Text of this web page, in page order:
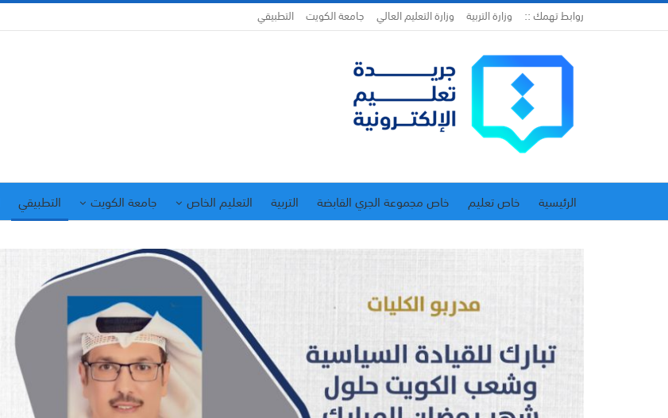
روابط تهمك :: وزارة التربية وزارة التعليم العالي جامعة الكويت التطبيقي
الرئيسية خاص تعليم خاص مجموعة الجري القابضة التربية التعليم الخاص جامعة الكويت التطبيقي